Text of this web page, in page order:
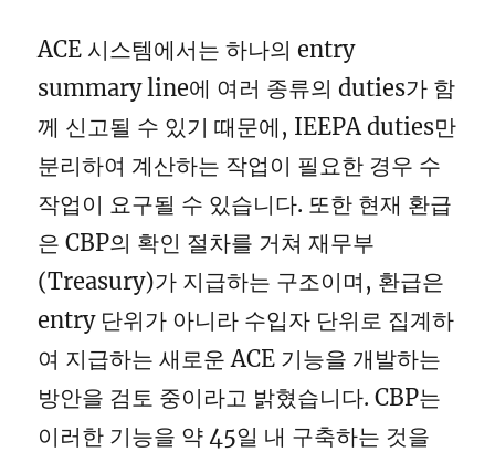
ACE 시스템에서는 하나의 entry
summary line에 여러 종류의 duties가 함
께 신고될 수 있기 때문에, IEEPA duties만
분리하여 계산하는 작업이 필요한 경우 수
작업이 요구될 수 있습니다. 또한 현재 환급
은 CBP의 확인 절차를 거쳐 재무부
(Treasury)가 지급하는 구조이며, 환급은
entry 단위가 아니라 수입자 단위로 집계하
여 지급하는 새로운 ACE 기능을 개발하는
방안을 검토 중이라고 밝혔습니다. CBP는
이러한 기능을 약 45일 내 구축하는 것을